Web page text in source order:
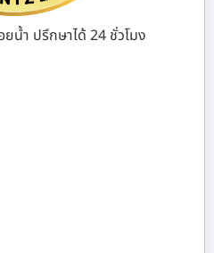
น้ำ ปรึกษาได้ 24 ชั่วโมง